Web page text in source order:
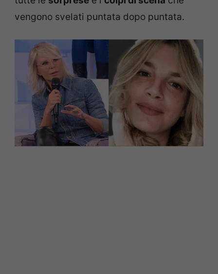
vengono svelati puntata dopo puntata.